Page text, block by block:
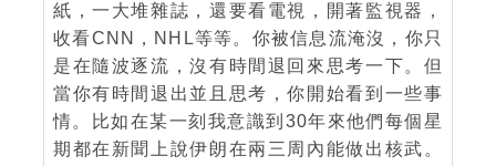
紙，一大堆雜誌，還要看電視，開著監視器，
收看CNN，NHL等等。你被信息流淹沒，你只
是在隨波逐流，沒有時間退回來思考一下。但
當你有時間退出並且思考，你開始看到一些事
情。比如在某一刻我意識到30年來他們每個星
期都在新聞上說伊朗在兩三周內能做出核武。